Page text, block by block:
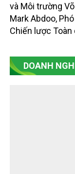
và Môi trường
Mark Abdoo,
Chiến lược Toàn
và Dược phẩm
DOANH